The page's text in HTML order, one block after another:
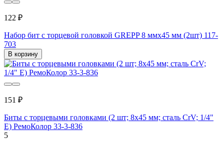
122 ₽
Набор бит с торцевой головкой GREPP 8 ммх45 мм (2шт) 117-
703
В корзину
151 ₽
Биты с торцевыми головками (2 шт; 8х45 мм; сталь CrV; 1/4"
Е) РемоКолор 33-3-836
5